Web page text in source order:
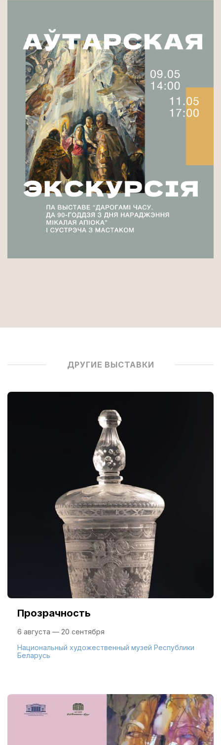
ДРУГИЕ ВЫСТАВКИ
Прозрачность
6 августа — 20 сентября
Национальный художественный музей Республики
Беларусь